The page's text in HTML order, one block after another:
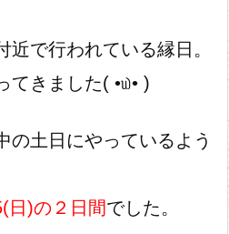
で行われている縁日。
てきました( •௰• )
の土日にやっているよう
日)の２日間でした。